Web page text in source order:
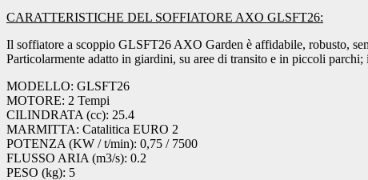
CARATTERISTICHE DEL SOFFIATORE AXO GLSFT26:
Il soffiatore a scoppio GLSFT26 AXO Garden è affidabile, robusto,
Particolarmente adatto in giardini, su aree di transito e in piccoli
MODELLO: GLSFT26
MOTORE: 2 Tempi
CILINDRATA (cc): 25.4
MARMITTA: Catalitica EURO 2
POTENZA (KW / t/min): 0,75 / 7500
FLUSSO ARIA (m3/s): 0.2
PESO (kg): 5